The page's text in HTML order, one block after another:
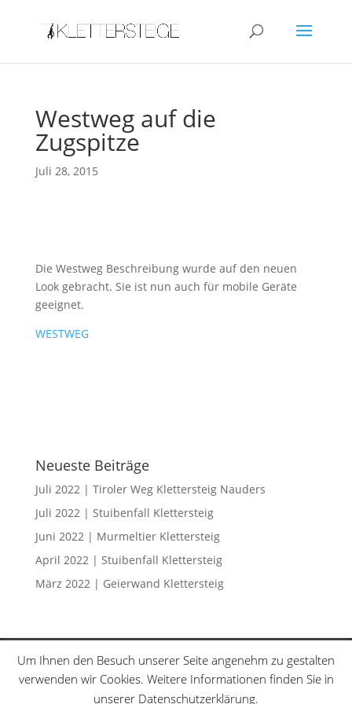
Westweg auf die
Zugspitze
Juli 28, 2015
Die Westweg Beschreibung wurde auf den neuen
Look gebracht. Sie ist nun auch für mobile Geräte
geeignet.
WESTWEG
Neueste Beiträge
Juli 2022 | Tiroler Weg Klettersteig Nauders
Juli 2022 | Stuibenfall Klettersteig
Juni 2022 | Murmeltier Klettersteig
April 2022 | Stuibenfall Klettersteig
März 2022 | Geierwand Klettersteig
Klettersteige
Schwierigkeitsgrade
Datenschutzerklärung
Sitemap
Um Ihnen den Besuch unserer Seite angenehm zu gestalten
verwenden wir Cookies. Weitere Informationen finden Sie in
unserer Datenschutzerklärung.